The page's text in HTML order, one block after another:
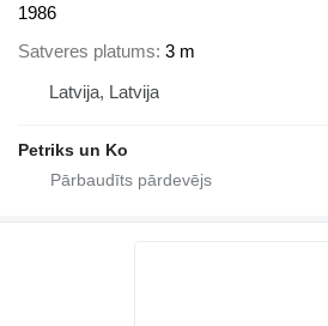
1986
Satveres platums 3 m
Latvija, Latvija
Petriks un Ko